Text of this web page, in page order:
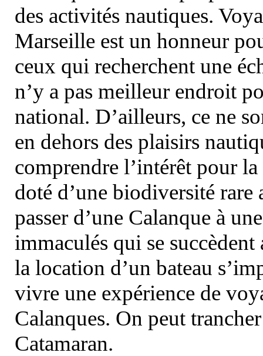
des activités nautiques.
Marseille est un honneur
ceux qui recherchent une
n’y a pas meilleur endroit
national. D’ailleurs, ce ne
en dehors des plaisirs
comprendre l’intérêt pour
doté d’une biodiversité
passer d’une Calanque à
immaculés qui se
la location d’un bateau
vivre une expérience de
Calanques. On peut
Catamaran.